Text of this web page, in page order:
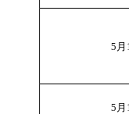
5 月
5 月